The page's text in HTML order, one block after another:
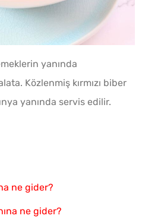
yanında
Közlenmiş kırmızı biber
yanında servis edilir.
ne gider?
ne gider?